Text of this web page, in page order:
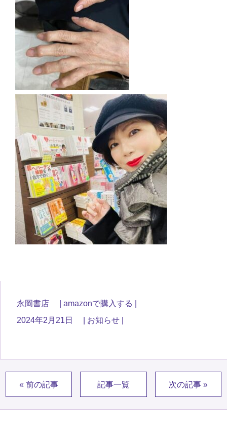
永岡書店
amazonで購入する
2024年2月21日
お知らせ
« 前の記事 記事一覧 次の記事 »